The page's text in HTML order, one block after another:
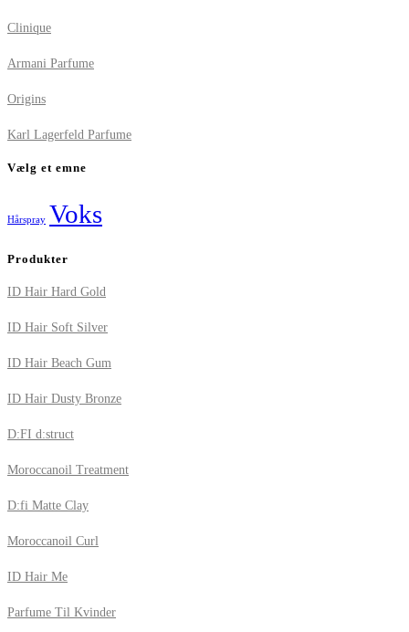
Clinique
Armani Parfume
Origins
Karl Lagerfeld Parfume
Vælg et emne
Hårspray Voks
Produkter
ID Hair Hard Gold
ID Hair Soft Silver
ID Hair Beach Gum
ID Hair Dusty Bronze
D:FI d:struct
Moroccanoil Treatment
D:fi Matte Clay
Moroccanoil Curl
ID Hair Me
Parfume Til Kvinder